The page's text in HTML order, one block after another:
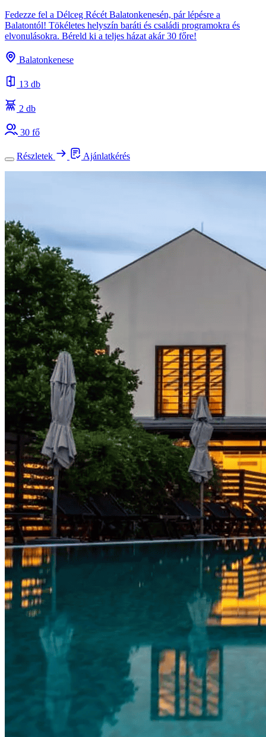
Fedezze fel a Délceg Récét Balatonkenesén, pár lépésre a
Balatontól! Tökéletes helyszín baráti és családi programokra és
elvonulásokra. Béreld ki a teljes házat akár 30 főre!
Balatonkenese
13 db
2 db
30 fő
Részletek Ajánlatkérés